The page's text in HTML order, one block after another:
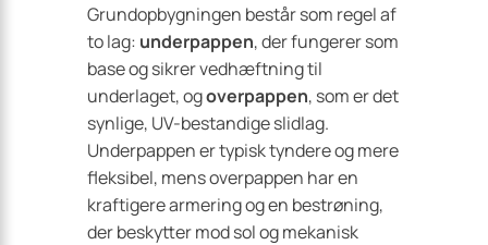
Grundopbygningen består som regel af
to lag: underpappen, der fungerer som
base og sikrer vedhæftning til
underlaget, ogoverpappen, som er det
synlige, UV-bestandige slidlag.
Underpappen er typisk tyndere og mere
fleksibel, mens overpappen har en
kraftigere armering og en bestrøning,
der beskytter mod sol og mekanisk